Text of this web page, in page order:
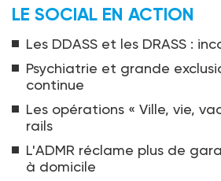
LE SOCIAL EN ACTION
Les DDASS et les DRASS :
Psychiatrie et grande
continue
Les opérations « Ville, vie,
rails
L'ADMR réclame plus de
à domicile